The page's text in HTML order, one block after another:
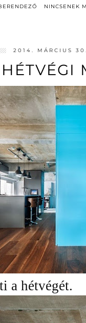
NINCSENEK
2014. MÁRCIUS
HÉTVÉGI
a hétvégét.